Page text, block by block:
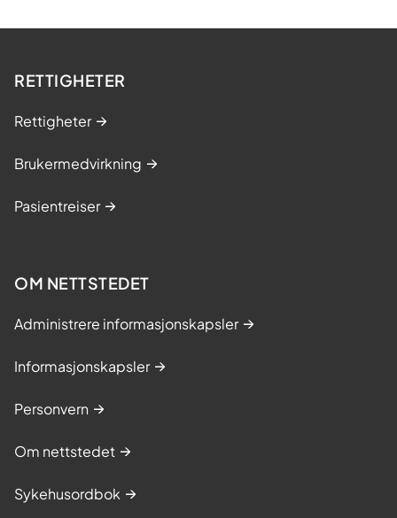
RETTIGHETER
Rettigheter
Brukermedvirkning
Pasientreiser
OM NETTSTEDET
Administrere informasjonskapsler
Informasjonskapsler
Personvern
Om nettstedet
Sykehusordbok